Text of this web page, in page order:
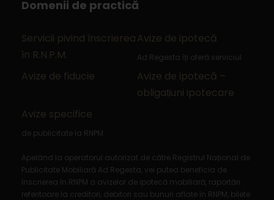
Domenii de practică
Servicii pivind înscrierea
în R.N.P.M.
Avize de ipotecă
Avize de fiducie
Avize de ipotecă –
obligaṭiuni ipotecare
Avize specifice
Ad Regesta îți oferă serviciul
de publicitate la RNPM.
Apelând la operatorul autorizat de către Registrul Național de
Publicitate Mobiliară Ad Regesta, vei putea beneficia de
înscrierea în RNPM a avizelor de ipotecă mobiliară, raportări
referitoare la creditori, debitori sau bunuri aflate în RNPM, bilete